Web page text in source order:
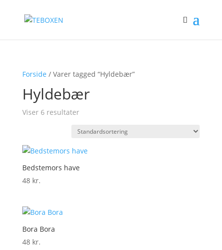
Forside / Varer tagged “Hyldebær”
Hyldebær
Viser 6 resultater
Bedstemors have
48 kr.
Bora Bora
48 kr.